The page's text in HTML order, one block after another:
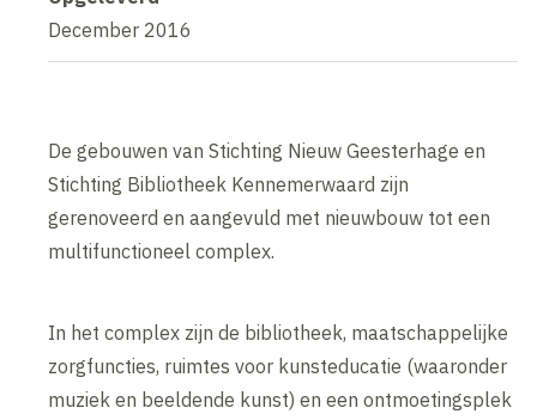
December 2016
De gebouwen van Stichting Nieuw Geesterhage en
Stichting Bibliotheek Kennemerwaard zijn
gerenoveerd en aangevuld met nieuwbouw tot een
multifunctioneel complex.
In het complex zijn de bibliotheek, maatschappelijke
zorgfuncties, ruimtes voor kunsteducatie (waaronder
muziek en beeldende kunst) en een ontmoetingsplek